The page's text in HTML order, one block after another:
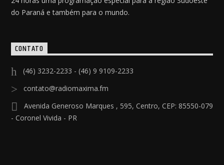
do Paraná e também para o mundo.
CONTATO
(46) 3232-2233 - (46) 9 9109-2233
contato@radiomaxima.fm
Avenida Generoso Marques , 595, Centro, CEP: 85550-079
- Coronel Vivida - PR